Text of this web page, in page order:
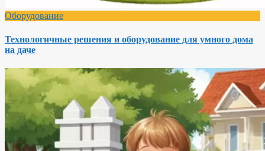
Оборудование
Технологичные решения и оборудование для умного дома
на даче